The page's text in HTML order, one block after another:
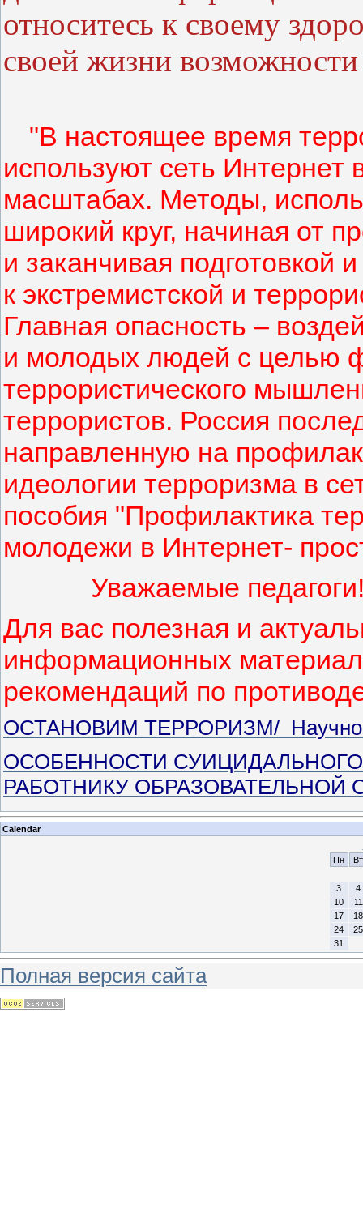
относитесь к своему
своей жизни
"В настоящее время
используют сеть
масштабах. Методы,
широкий круг, начиная от
и заканчивая подготовкой
к экстремистской и
Главная опасность –
и молодых людей с целью
террористического
террористов. Россия
направленную на
идеологии терроризма в
пособия "Профилактика
молодежи в Интернет-
Уважаемые
Для вас полезная и
информационных
рекомендаций по
ОСТАНОВИМ ТЕРРОРИЗМ/ Научно-
ОСОБЕННОСТИ
РАБОТНИКУ ОБРАЗОВАТЕЛЬНОЙ
Calendar
Пн
Вт
3
4
10
11
17
18
24
25
31
Полная версия сайта